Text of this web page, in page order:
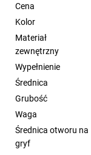
Cena
Kolor
Materiał
zewnętrzny
Wypełnienie
Średnica
Grubość
Waga
Średnica otworu na
gryf